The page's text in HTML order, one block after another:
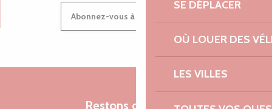
SE DÉPLACER
OÙ LOUER DES
LES VILLES
Abonnez-vous à notre newsletter
Restons connectés